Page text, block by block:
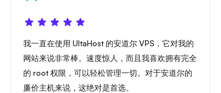
X射线
我一直在使用 UltaHost 的安道尔 VPS，它对我的
网站来说非常棒。速度惊人，而且我喜欢拥有完全
的 root 权限，可以轻松管理一切。对于安道尔的
廉价主机来说，这绝对是首选。